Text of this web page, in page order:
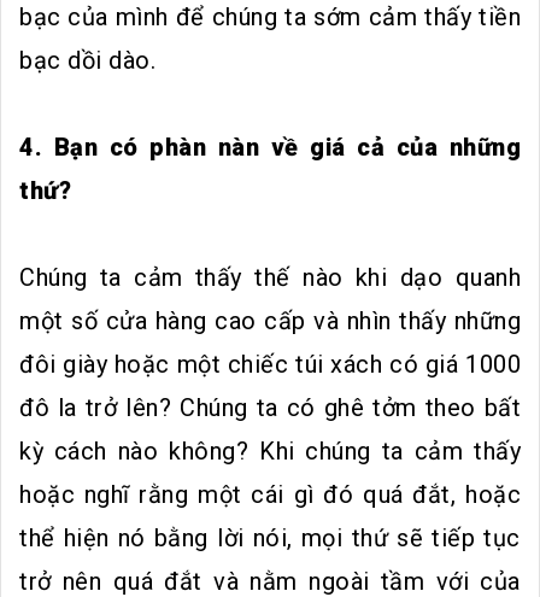
bạc của mình để chúng ta sớm cảm thấy tiền
bạc dồi dào.
4. Bạn có phàn nàn về giá cả của những
thứ?
Chúng ta cảm thấy thế nào khi dạo quanh
một số cửa hàng cao cấp và nhìn thấy những
đôi giày hoặc một chiếc túi xách có giá 1000
đô la trở lên? Chúng ta có ghê tởm theo bất
kỳ cách nào không? Khi chúng ta cảm thấy
hoặc nghĩ rằng một cái gì đó quá đắt, hoặc
thể hiện nó bằng lời nói, mọi thứ sẽ tiếp tục
trở nên quá đắt và nằm ngoài tầm với của